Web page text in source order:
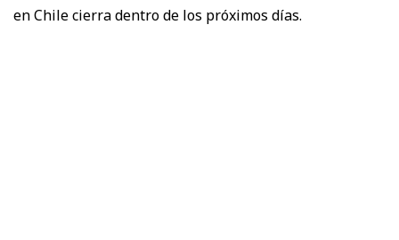
en Chile cierra dentro de los próximos días.